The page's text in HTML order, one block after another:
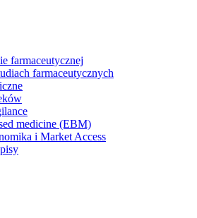
farmaceutycznej
farmaceutycznych
medicine (EBM)
i Market Access